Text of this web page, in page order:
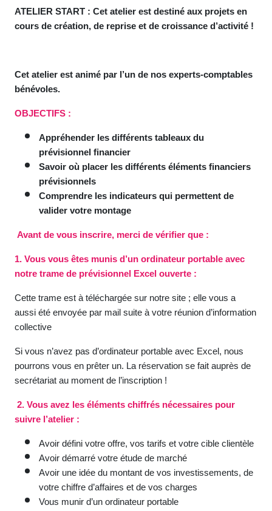
ATELIER START : Cet atelier est destiné aux projets en
cours de création, de reprise et de croissance d’activité !
Cet atelier est animé par l’un de nos experts-comptables
bénévoles.
OBJECTIFS :
Appréhender les différents tableaux du
prévisionnel financier
Savoir où placer les différents éléments financiers
prévisionnels
Comprendre les indicateurs qui permettent de
valider votre montage
Avant de vous inscrire, merci de vérifier que :
1. Vous vous êtes munis d’un ordinateur portable avec
notre trame de prévisionnel Excel ouverte :
Cette trame est à téléchargée sur notre site ; elle vous a
aussi été envoyée par mail suite à votre réunion d’information
collective
Si vous n’avez pas d’ordinateur portable avec Excel, nous
pourrons vous en prêter un. La réservation se fait auprès de
secrétariat au moment de l’inscription !
2. Vous avez les éléments chiffrés nécessaires pour
suivre l’atelier :
Avoir défini votre offre, vos tarifs et votre cible clientèle
Avoir démarré votre étude de marché
Avoir une idée du montant de vos investissements, de
votre chiffre d’affaires et de vos charges
Vous munir d’un ordinateur portable